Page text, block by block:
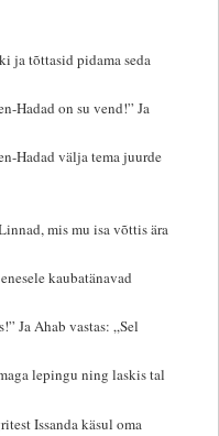
ja tõttasid pidama seda
Hadad on su vend!” Ja
Hadad välja tema juurde
mis mu isa võttis ära
kaubatänavad
Ja Ahab vastas: „Sel
lepingu ning laskis tal
Issanda käsul oma